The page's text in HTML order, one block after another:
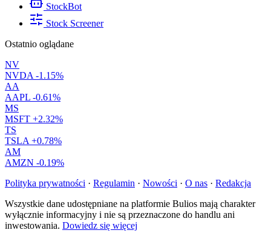
StockBot
Stock Screener
Ostatnio oglądane
NV
NVDA -1.15%
AA
AAPL -0.61%
MS
MSFT +2.32%
TS
TSLA +0.78%
AM
AMZN -0.19%
Polityka prywatności · Regulamin · Nowości · O nas · Redakcja
Wszystkie dane udostępniane na platformie Bulios mają charakter
wyłącznie informacyjny i nie są przeznaczone do handlu ani
inwestowania. Dowiedz się więcej